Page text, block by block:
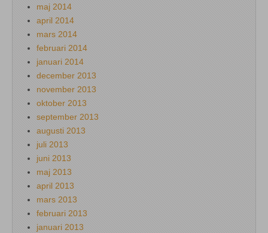
maj 2014
april 2014
mars 2014
februari 2014
januari 2014
december 2013
november 2013
oktober 2013
september 2013
augusti 2013
juli 2013
juni 2013
maj 2013
april 2013
mars 2013
februari 2013
januari 2013